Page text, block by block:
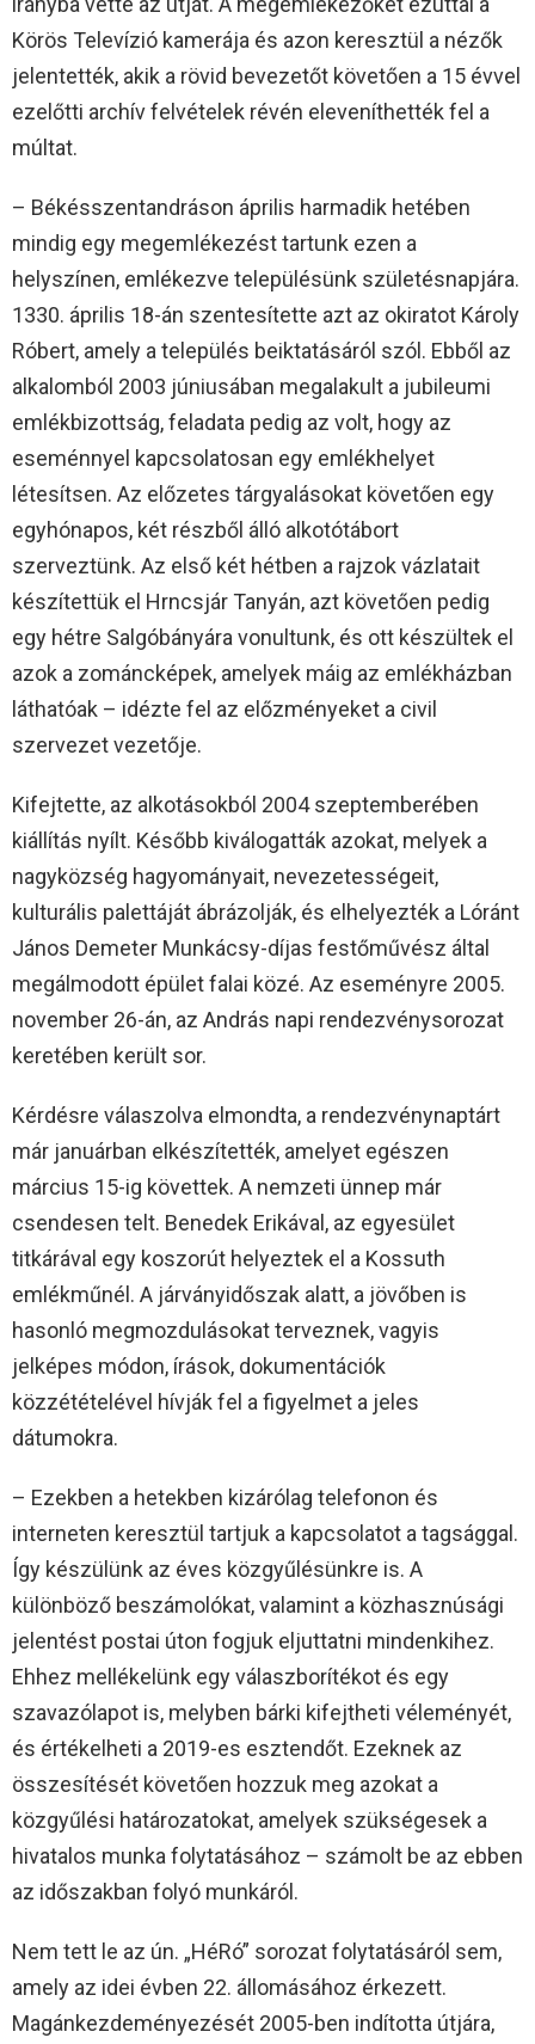
Körös Televízió kamerája és azon keresztül a nézők
jelentették, akik a rövid bevezetőt követően a 15 évvel
ezelőtti archív felvételek révén eleveníthették fel a
múltat.
– Békésszentandráson április harmadik hetében
mindig egy megemlékezést tartunk ezen a
helyszínen, emlékezve településünk születésnapjára.
1330. április 18-án szentesítette azt az okiratot Károly
Róbert, amely a település beiktatásáról szól. Ebből az
alkalomból 2003 júniusában megalakult a jubileumi
emlékbizottság, feladata pedig az volt, hogy az
eseménnyel kapcsolatosan egy emlékhelyet
létesítsen. Az előzetes tárgyalásokat követően egy
egyhónapos, két részből álló alkotótábort
szerveztünk. Az első két hétben a rajzok vázlatait
készítettük el Hrncsjár Tanyán, azt követően pedig
egy hétre Salgóbányára vonultunk, és ott készültek el
azok a zománcképek, amelyek máig az emlékházban
láthatóak – idézte fel az előzményeket a civil
szervezet vezetője.
Kifejtette, az alkotásokból 2004 szeptemberében
kiállítás nyílt. Később kiválogatták azokat, melyek a
nagyközség hagyományait, nevezetességeit,
kulturális palettáját ábrázolják, és elhelyezték a Lóránt
János Demeter Munkácsy-díjas festőművész által
megálmodott épület falai közé. Az eseményre 2005.
november 26-án, az András napi rendezvénysorozat
keretében került sor.
Kérdésre válaszolva elmondta, a rendezvénynaptárt
már januárban elkészítették, amelyet egészen
március 15-ig követtek. A nemzeti ünnep már
csendesen telt. Benedek Erikával, az egyesület
titkárával egy koszorút helyeztek el a Kossuth
emlékműnél. A járványidőszak alatt, a jövőben is
hasonló megmozdulásokat terveznek, vagyis
jelképes módon, írások, dokumentációk
közzétételével hívják fel a figyelmet a jeles
dátumokra.
– Ezekben a hetekben kizárólag telefonon és
interneten keresztül tartjuk a kapcsolatot a tagsággal.
Így készülünk az éves közgyűlésünkre is. A
különböző beszámolókat, valamint a közhasznúsági
jelentést postai úton fogjuk eljuttatni mindenkihez.
Ehhez mellékelünk egy válaszborítékot és egy
szavazólapot is, melyben bárki kifejtheti véleményét,
és értékelheti a 2019-es esztendőt. Ezeknek az
összesítését követően hozzuk meg azokat a
közgyűlési határozatokat, amelyek szükségesek a
hivatalos munka folytatásához – számolt be az ebben
az időszakban folyó munkáról.
Nem tett le az ún. „HéRó” sorozat folytatásáról sem,
amely az idei évben 22. állomásához érkezett.
Magánkezdeményezését 2005-ben indította útjára,